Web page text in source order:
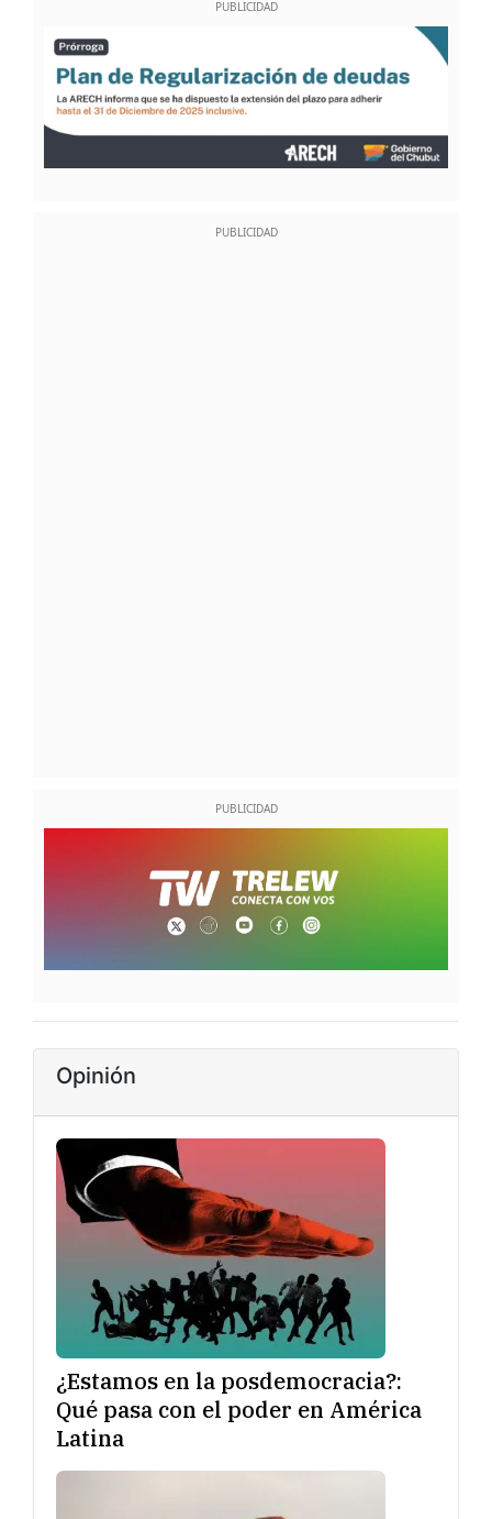
Opinión
¿Estamos en la posdemocracia?:
Qué pasa con el poder en América
Latina